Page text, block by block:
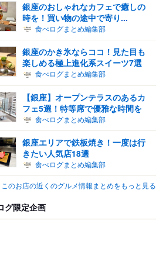
銀座のおしゃれなカフェで癒しの
時を！買い物の途中で寄り...
食べログまとめ編集部
銀座のかき氷ならココ！見た目も
楽しめる極上進化系スイーツ7選
食べログまとめ編集部
【銀座】オープンテラスのあるカ
フェ5選！特等席で優雅な時間を
食べログまとめ編集部
銀座エリアで鉄板焼き！一度は行
きたい人気店18選
食べログまとめ編集部
このお店の近くのグルメ情報まとめをもっと見る
グ限定企画